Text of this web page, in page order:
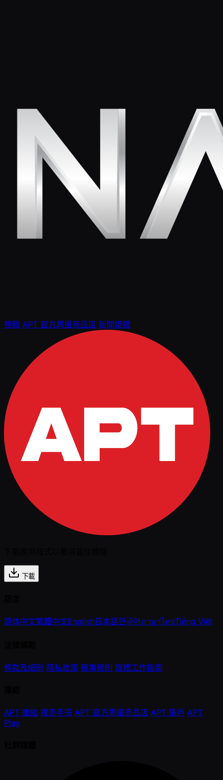
視頻 APT 官方周邊商品店 新聞媒體
下載
简体中文繁體中文English 日本語한국어ภาษาไทยTiếng Việt
條款及細則 隱私政策 賽事規則 媒體工作指南
APT 連結 撲克手冊 APT 官方周邊商品店 APT 帳戶 APT
Play